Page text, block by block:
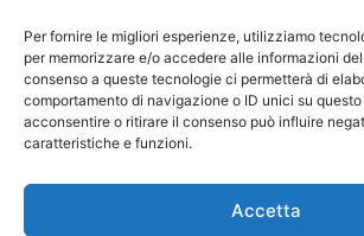
Per fornire le migliori esperienze, utilizziamo
per memorizzare e/o accedere alle informazioni
consenso a queste tecnologie ci permetterà di
comportamento di navigazione o ID unici su questo
acconsentire o ritirare il consenso può influire
caratteristiche e funzioni.
Accetta